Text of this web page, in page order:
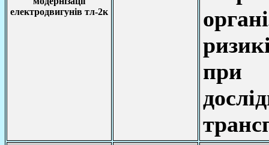
електродвигунів тл-2к
при